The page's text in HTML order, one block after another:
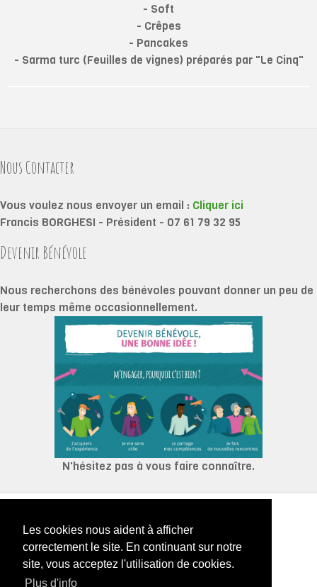
Les cookies nous aident à afficher
correctement le site. En continuant sur notre
site, vous acceptez l'utilisation de cookies.
Plus d'info
- Soft
- Crêpes
- Pancakes
- Sarma turc (Feuilles de vignes) préparés par "Le Cinq"
Nous Contacter
Vous voulez nous envoyer un email : Cliquer ici
Francis BORGHESI - Président - 07 61 79 32 95
Devenir Bénévole
Nous recherchons des bénévoles pouvant donner un peu de
leur temps même occasionnellement.
N'hésitez pas à vous faire connaître.
Plan du Site